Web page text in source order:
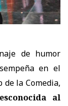
de humor
en el
la Comedia,
al